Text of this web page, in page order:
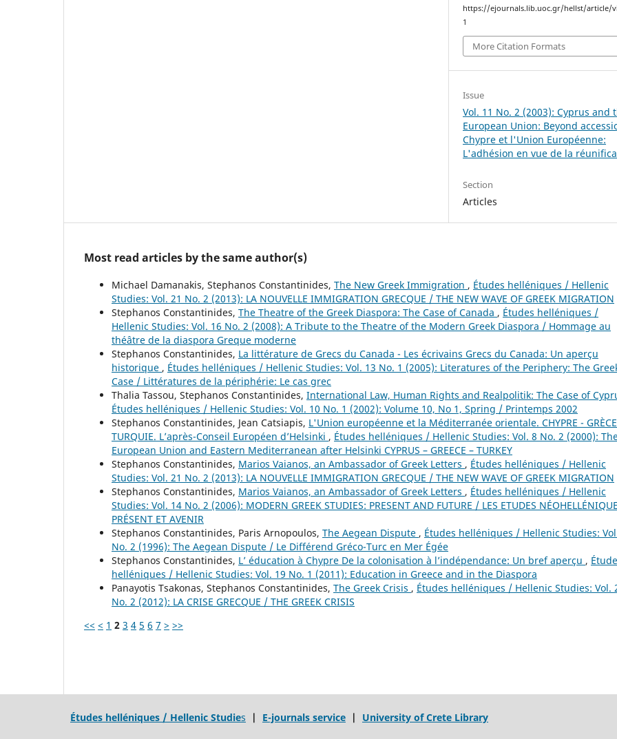
https://ejournals.lib.uoc.gr/hellst/article/
1
More Citation Formats
Issue
Vol. 11 No. 2 (2003): Cyprus and
European Union: Beyond
Chypre et l'Union Européenne:
L'adhésion en vue de la
Section
Articles
Most read articles by the same author(s)
Michael Damanakis, Stephanos Constantinides, The New Greek Immigration , Études helléniques / Hellenic
Studies: Vol. 21 No. 2 (2013): LA NOUVELLE IMMIGRATION GRECQUE / THE NEW WAVE OF GREEK MIGRATION
Stephanos Constantinides, The Theatre of the Greek Diaspora: The Case of Canada , Études helléniques /
Hellenic Studies: Vol. 16 No. 2 (2008): A Tribute to the Theatre of the Modern Greek Diaspora / Hommage au
théâtre de la diaspora Greque moderne
Stephanos Constantinides, La littérature de Grecs du Canada - Les écrivains Grecs du Canada: Un aperçu
historique , Études helléniques / Hellenic Studies: Vol. 13 No. 1 (2005): Literatures of the Periphery: The
Case / Littératures de la périphérie: Le cas grec
Thalia Tassou, Stephanos Constantinides, International Law, Human Rights and Realpolitik: The Case of
Études helléniques / Hellenic Studies: Vol. 10 No. 1 (2002): Volume 10, No 1, Spring / Printemps 2002
Stephanos Constantinides, Jean Catsiapis, L'Union européenne et la Méditerranée orientale. CHYPRE -
TURQUIE. L’après-Conseil Européen d’Helsinki , Études helléniques / Hellenic Studies: Vol. 8 No. 2 (2000):
European Union and Eastern Mediterranean after Helsinki CYPRUS – GREECE – TURKEY
Stephanos Constantinides, Marios Vaianos, an Ambassador of Greek Letters , Études helléniques / Hellenic
Studies: Vol. 21 No. 2 (2013): LA NOUVELLE IMMIGRATION GRECQUE / THE NEW WAVE OF GREEK MIGRATION
Stephanos Constantinides, Marios Vaianos, an Ambassador of Greek Letters , Études helléniques / Hellenic
Studies: Vol. 14 No. 2 (2006): MODERN GREEK STUDIES: PRESENT AND FUTURE / LES ETUDES
PRÉSENT ET AVENIR
Stephanos Constantinides, Paris Arnopoulos, The Aegean Dispute , Études helléniques / Hellenic Studies:
No. 2 (1996): The Aegean Dispute / Le Différend Gréco-Turc en Mer Égée
Stephanos Constantinides, L’ éducation à Chypre De la colonisation à l’indépendance: Un bref aperçu ,
helléniques / Hellenic Studies: Vol. 19 No. 1 (2011): Education in Greece and in the Diaspora
Panayotis Tsakonas, Stephanos Constantinides, The Greek Crisis , Études helléniques / Hellenic Studies: Vol.
No. 2 (2012): LA CRISE GRECQUE / THE GREEK CRISIS
<< < 1 2 3 4 5 6 7 > >>
Études helléniques / Hellenic Studies | E-journals service| University of Crete Library